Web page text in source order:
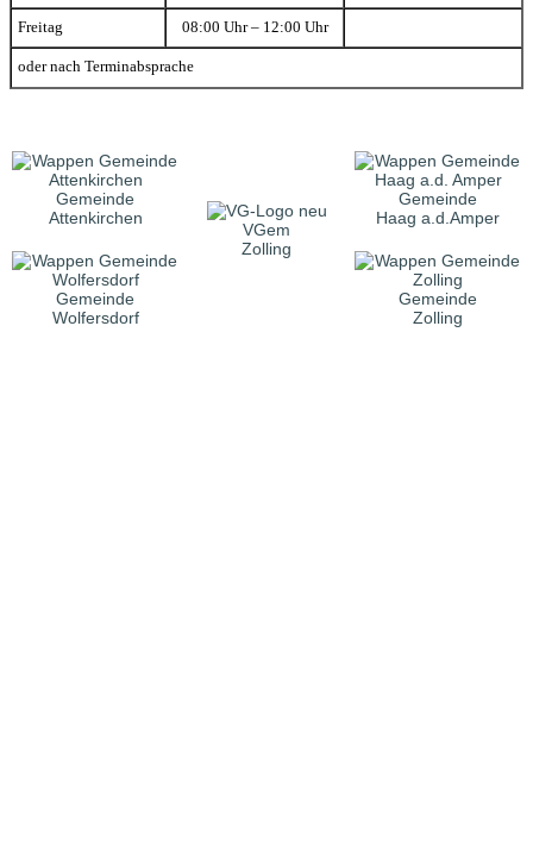
Freitag 08:00 Uhr – 12:00 Uhr
oder nach Terminabsprache
Gemeinde
Attenkirchen
VGem
Zolling
Gemeinde
Haag a.d.Amper
Gemeinde
Wolfersdorf
Gemeinde
Zolling